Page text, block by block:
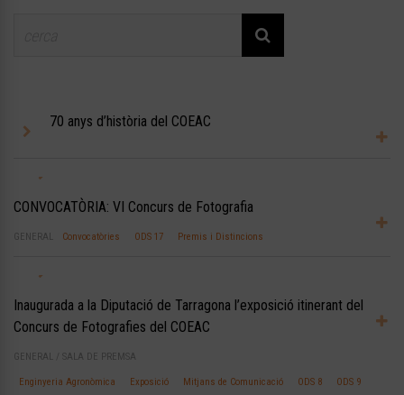
70 anys d’història del COEAC
CONVOCATÒRIA: VI Concurs de Fotografia
GENERAL Convocatòries ODS 17 Premis i Distincions
Inaugurada a la Diputació de Tarragona l’exposició itinerant del
Concurs de Fotografies del COEAC
GENERAL SALA DE PREMSA
Enginyeria Agronòmica Exposició Mitjans de Comunicació ODS 8 ODS 9